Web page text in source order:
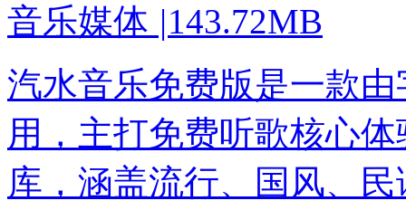
音乐媒体 |143.72MB
汽水音乐免费版是一款
用，主打免费听歌核心
库，涵盖流行、国风、